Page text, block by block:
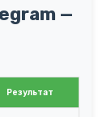
—
Результат